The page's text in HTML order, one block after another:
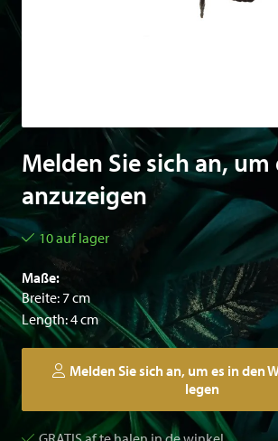
Melden Sie sich an, um
anzuzeigen
10 auf lager
Maße:
Breite: 7 cm
Length: 4 cm
Melden Sie sich an, um es in den
legen